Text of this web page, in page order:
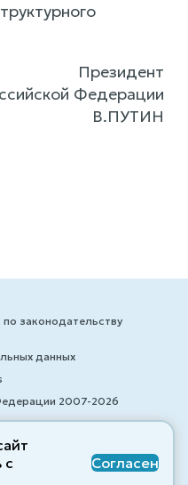
Президент
Федерации
В.ПУТИН
законодательству
данных
2007-2026
с
Согласен